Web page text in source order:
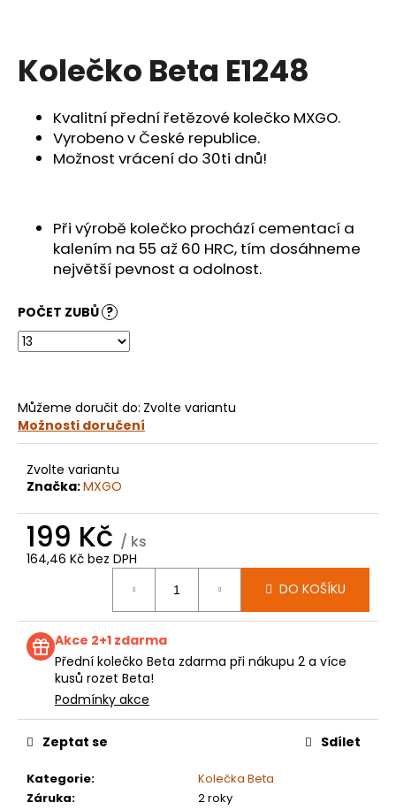
Kolečko Beta E1248
Kvalitní přední řetězové kolečko MXGO.
Vyrobeno v České republice.
Možnost vrácení do 30ti dnů!
Při výrobě kolečko prochází cementací a
kalením na 55 až 60 HRC, tím dosáhneme
největší pevnost a odolnost.
POČET ZUBŮ ?
Můžeme doručit do: Zvolte variantu
Možnosti doručení
Zvolte variantu
Značka:MXGO
199 Kč / ks
164,46 Kč bez DPH
DO KOŠÍKU
Akce 2+1 zdarma
Přední kolečko Beta zdarma při nákupu 2 a více
kusů rozet Beta!
Podmínky akce
Kategorie:
Kolečka Beta
Záruka: 2 roky
Zeptat se Sdílet
í
t
o
p
o
r
č
u
j
m
e
KOLEČKO
YAMAHA
E577
199
Kč